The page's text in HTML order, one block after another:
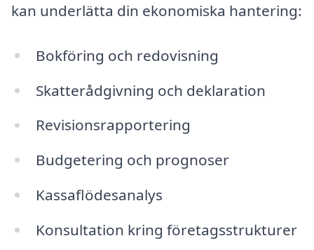
kan underlätta din ekonomiska hantering:
Bokföring och redovisning
Skatterådgivning och deklaration
Revisionsrapportering
Budgetering och prognoser
Kassaflödesanalys
Konsultation kring företagsstrukturer